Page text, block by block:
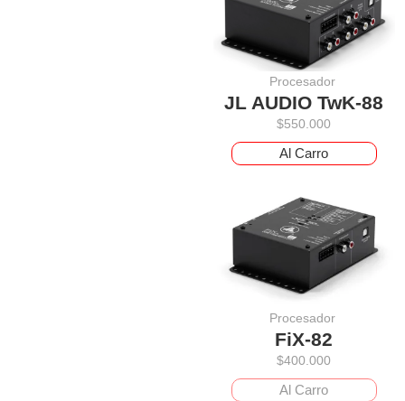
Procesador
JL AUDIO TwK-88
$550.000
Al Carro
Procesador
FiX-82
$400.000
Al Carro